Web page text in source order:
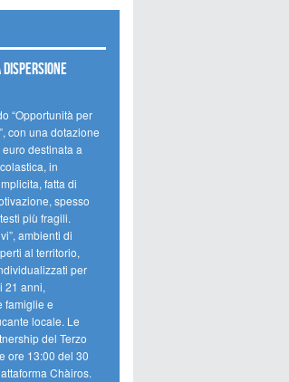
dispersione
“Opportunità per
con una dotazione
destinata a
in
fatta di
spesso
più fragili.
ambienti di
al territorio,
per
21 anni,
famiglie e
locale. Le
del Terzo
ore 13:00 del 30
Chàiros.